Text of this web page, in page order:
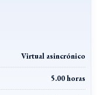
Virtual asincrónico
5.00 horas